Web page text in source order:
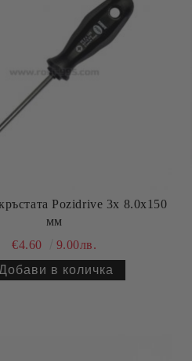
Pozidrive 3х 8.0х150
мм
€4.60
9.00лв.